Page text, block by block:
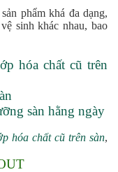
phẩm khá đa dạng,
sinh khác nhau, bao
hóa chất cũ trên
sàn hằng ngày
hóa chất cũ trên sàn,